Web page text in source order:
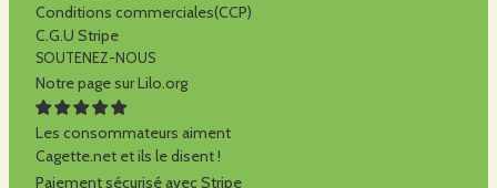
Conditions commerciales(CCP)
C.G.U Stripe
SOUTENEZ-NOUS
Notre page sur Lilo.org
Les consommateurs aiment
Cagette.net et ils le disent !
Paiement sécurisé avec Stripe